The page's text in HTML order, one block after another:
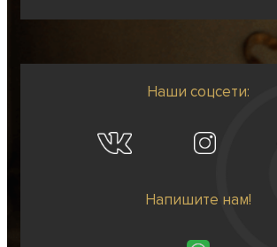
Наши соцсети:
Напишите нам!